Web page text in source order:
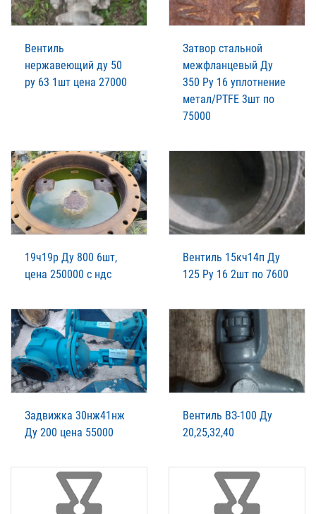
Вентиль
нержавеющий ду 50
ру 63 1шт цена 27000
Затвор стальной
межфланцевый Ду
350 Ру 16 уплотнение
метал/PTFE 3шт по
75000
19ч19р Ду 800 6шт,
цена 250000 с ндс
Вентиль 15кч14п Ду
125 Ру 16 2шт по 7600
Задвижка 30нж41нж
Ду 200 цена 55000
Вентиль ВЗ-100 Ду
20,25,32,40